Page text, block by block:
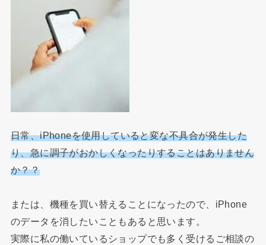
日常、iPhoneを使用していると変な不具合が発生した
り、急に調子がおかしくなったりすることはありません
か？？
または、機種を買い替えることになったので、iPhone
のデータを消したいこともあると思います。
実際に私の働いているショップでも多く受けるご相談の